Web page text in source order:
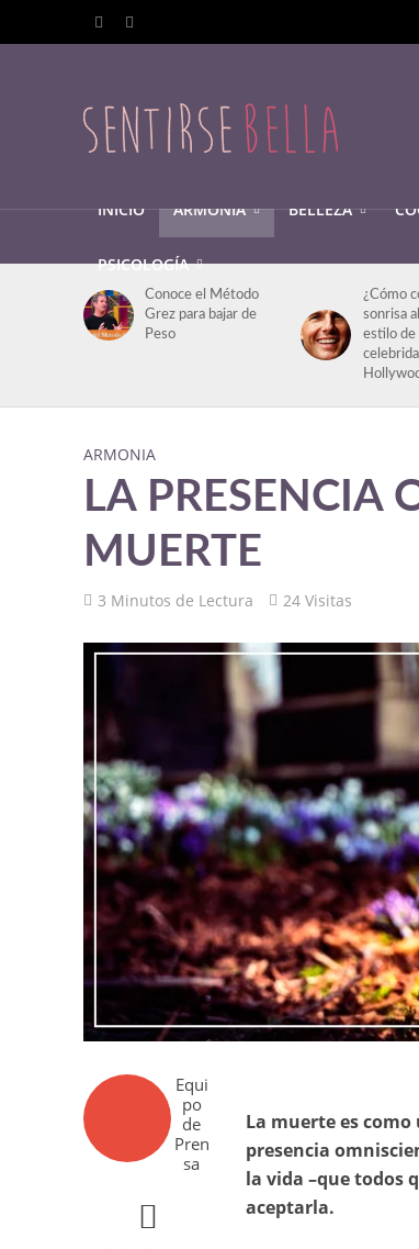
INICIO ARMONIA BELLEZA
PSICOLOGÍA
Conoce el Método
Grez para bajar de
Peso
¿Cómo
sonrisa
estilo de
ARMONIA
LA PRESENCIA
MUERTE
3 Minutos de Lectura 24 Visitas
Equi
po
de
Pren
sa
La muerte es
presencia
la vida –que todos
aceptarla.